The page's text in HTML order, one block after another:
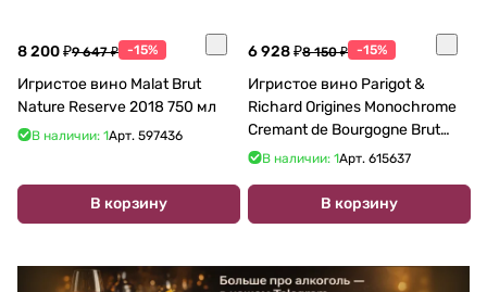
8 200 ₽9 647 ₽ -15%
Игристое вино Malat Brut
Nature Reserve 2018 750 мл
В наличии: 1Арт. 597436
В корзину
6 928 ₽8 150 ₽ -15%
Игристое вино Parigot &
Richard Origines Monochrome
Cremant de Bourgogne Brut
Rose 750 мл 12,5 %
В наличии: 1Арт. 615637
В корзину